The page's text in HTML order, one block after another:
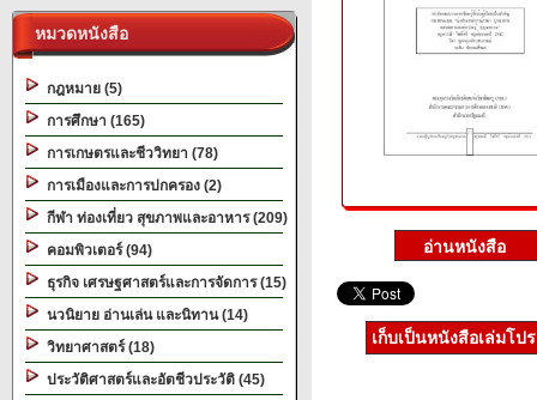
หมวดหนังสือ
กฎหมาย (5)
การศึกษา (165)
การเกษตรและชีววิทยา (78)
การเมืองและการปกครอง (2)
กีฬา ท่องเที่ยว สุขภาพและอาหาร (209)
คอมพิวเตอร์ (94)
ธุรกิจ เศรษฐศาสตร์และการจัดการ (15)
นวนิยาย อ่านเล่น และนิทาน (14)
วิทยาศาสตร์ (18)
ประวัติศาสตร์และอัตชีวประวัติ (45)
เก็บเป็นหนังสือเล่มโป